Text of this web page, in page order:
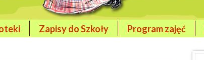
Zapisy do Szkoły Program zajęć